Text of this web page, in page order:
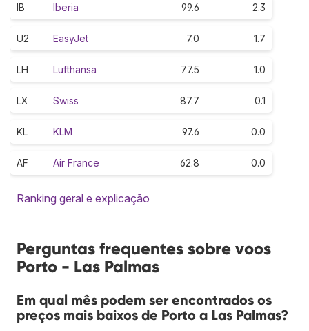
IB Iberia 99.6 2.3
U2 EasyJet 7.0 1.7
LH Lufthansa 77.5 1.0
LX Swiss 87.7 0.1
KL KLM 97.6 0.0
AF Air France 62.8 0.0
Ranking geral e explicação
Perguntas frequentes sobre voos
Porto - Las Palmas
Em qual mês podem ser encontrados os
preços mais baixos de Porto a Las Palmas?